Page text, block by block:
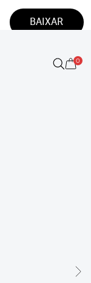
BAIXAR
0